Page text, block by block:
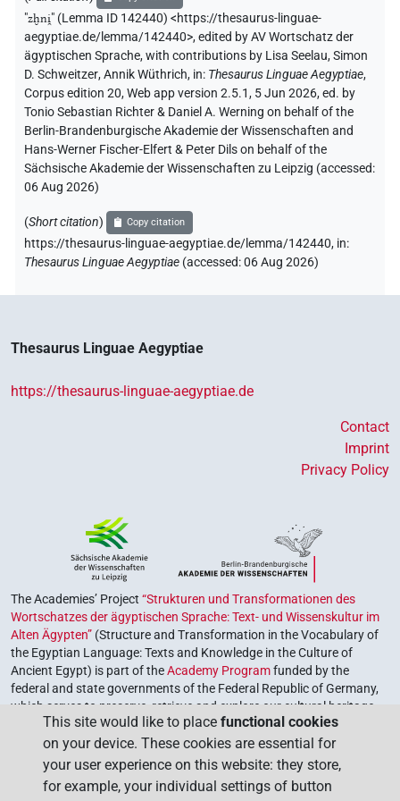
| 1× V\tam.act:stpr
𓋴𓐍𓈖 D198 | 1× V(infl. unedited) ( 1)
𓋴𓐍𓈖 D198 𓂞 | 1× V(infl. unedited) (1 )
𓋴𓐍𓈖𓅱𓏌 D199 𓂡 | 1× V\inf:stpr (1)
𓋴𓐍𓈖𓋴𓇋𓏛𓏥 | 1× V\rel.f.sg:stpr (1)
𓋴𓐍𓏌 D335 | 1× V\inf ( 1
"zḫni̯" (Lemma ID 142440) <https://thesaurus-linguae-
aegyptiae.de/lemma/142440>,edited by AV Wortschatz der
ägyptischen Sprache,with contributions by Lisa Seelau,Simon
D. Schweitzer,Annik Wüthrich, in: Thesaurus Linguae Aegyptiae,
Corpus edition 20, Web app version 2.5.1, 5 Jun 2026, ed. by
Tonio Sebastian Richter & Daniel A. Werning on behalf of the
Berlin-Brandenburgische Akademie der Wissenschaften and
Hans-Werner Fischer-Elfert & Peter Dils on behalf of the
Sächsische Akademie der Wissenschaften zu Leipzig (accessed:
06 Aug 2026)
(Short citation) Copy citation
https://thesaurus-linguae-aegyptiae.de/lemma/142440, in:
Thesaurus Linguae Aegyptiae (accessed:06 Aug 2026)
Thesaurus Linguae Aegyptiae
https://thesaurus-linguae-aegyptiae.de
Contact
Imprint
Privacy Policy
The Academies’ Project “Strukturen und Transformationen des
Wortschatzes der ägyptischen Sprache: Text- und Wissenskultur im
Alten Ägypten” (Structure and Transformation in the Vocabulary of
the Egyptian Language: Texts and Knowledge in the Culture of
Ancient Egypt) is part of theAcademy Programfunded by the
federal and state governments of the Federal Republic of Germany,
which serves to preserve, retrieve and explore our cultural heritage.
The program is coordinated by theUnion of the German Academies
of Sciences and Humanities.
This site would like to place functional cookies
on your device. These cookies are essential for
your user experience on this website: they store,
for example, your individual settings of button